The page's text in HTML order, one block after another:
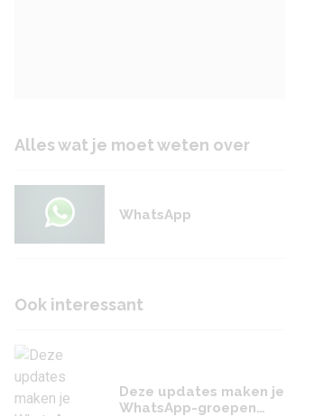
Alles wat je moet weten over
WhatsApp
Ook interessant
Deze updates maken je
WhatsApp-groepen